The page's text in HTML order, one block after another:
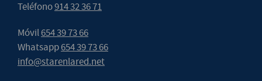
Teléfono914 32 36 71
Móvil654 39 73 66
Whatsapp654 39 73 66
info@starenlared.net